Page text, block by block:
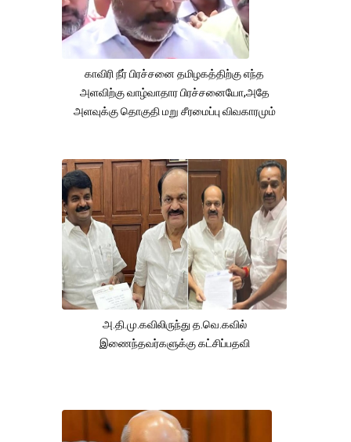
காவிரி நீர் பிரச்சனை தமிழகத்திற்கு எந்த
அளவிற்கு வாழ்வாதார பிரச்சனையோ,அதே
அளவுக்கு தொகுதி மறு சீரமைப்பு விவகாரமும்
அ.தி.மு.கவிலிருந்து த.வெ.கவில்
இணைந்தவர்களுக்கு கட்சிப்பதவி